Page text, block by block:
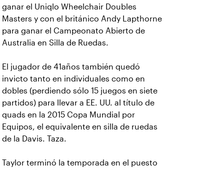
ganar el Uniqlo Wheelchair Doubles
Masters y con el británico Andy Lapthorne
para ganar el Campeonato Abierto de
Australia en Silla de Ruedas.
El jugador de 41años también quedó
invicto tanto en individuales como en
dobles (perdiendo sólo 15 juegos en siete
partidos) para llevar a EE. UU. al título de
quads en la 2015 Copa Mundial por
Equipos, el equivalente en silla de ruedas
de la Davis. Taza.
Taylor terminó la temporada en el puesto